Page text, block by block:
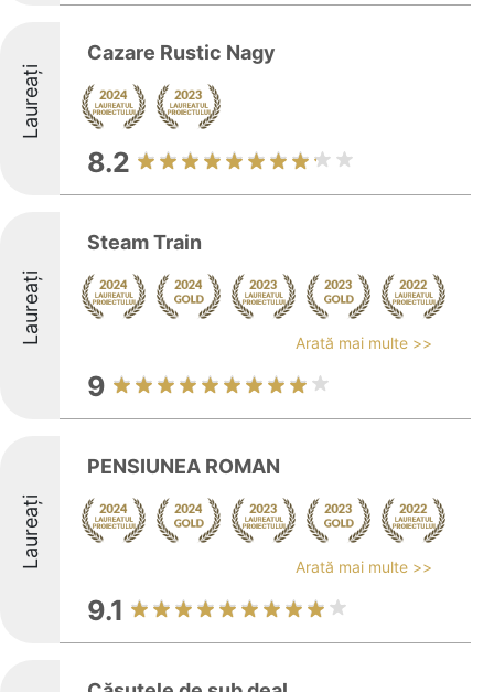
Laureați
Cazare Rustic Nagy
8.2
Laureați
Steam Train
Arată mai multe >>
9
Laureați
PENSIUNEA ROMAN
Arată mai multe >>
9.1